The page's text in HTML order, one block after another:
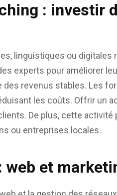
: investir
linguistiques ou digitales
experts pour améliorer
des revenus stables. Les
les coûts. Offrir un
De plus, cette activité
ou entreprises locales.
et